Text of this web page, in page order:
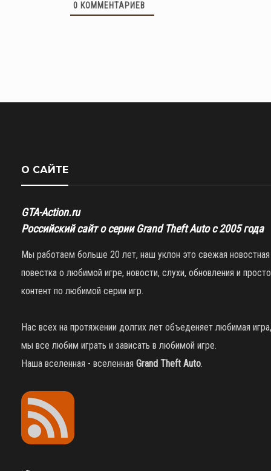
0 КОММЕНТАРИЕВ
О САЙТЕ
GTA-Action.ru
Российский сайт о серии Grand Theft Auto с 2005 года
Мы работаем больше 20 лет, наш уклон это свежая новостная
повестка о любимой игре, новости, слухи, обновления и просто
контент по любимой серии игр.
Нас всех на протяжении долгих лет объеденяет любимая игра,
мы все любим играть и зависать в любимой игре.
Наша вселенная - вселенная Grand Theft Auto.